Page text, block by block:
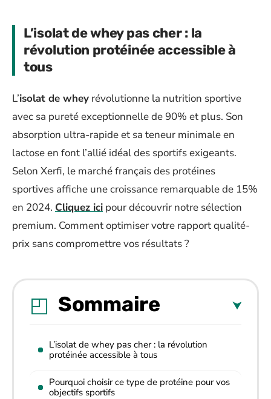
L’isolat de whey pas cher : la
révolution protéinée accessible à
tous
L’isolat de whey révolutionne la nutrition sportive
avec sa pureté exceptionnelle de 90% et plus. Son
absorption ultra-rapide et sa teneur minimale en
lactose en font l’allié idéal des sportifs exigeants.
Selon Xerfi, le marché français des protéines
sportives affiche une croissance remarquable de 15%
en 2024. Cliquez ici pour découvrir notre sélection
premium. Comment optimiser votre rapport qualité-
prix sans compromettre vos résultats ?
Sommaire
L’isolat de whey pas cher : la révolution
protéinée accessible à tous
Pourquoi choisir ce type de protéine pour vos
objectifs sportifs